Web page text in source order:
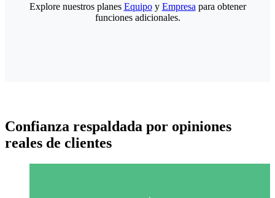
Explore nuestros planes Equipoy Empresa para obtener
funciones adicionales.
Confianza respaldada por opiniones
reales de clientes